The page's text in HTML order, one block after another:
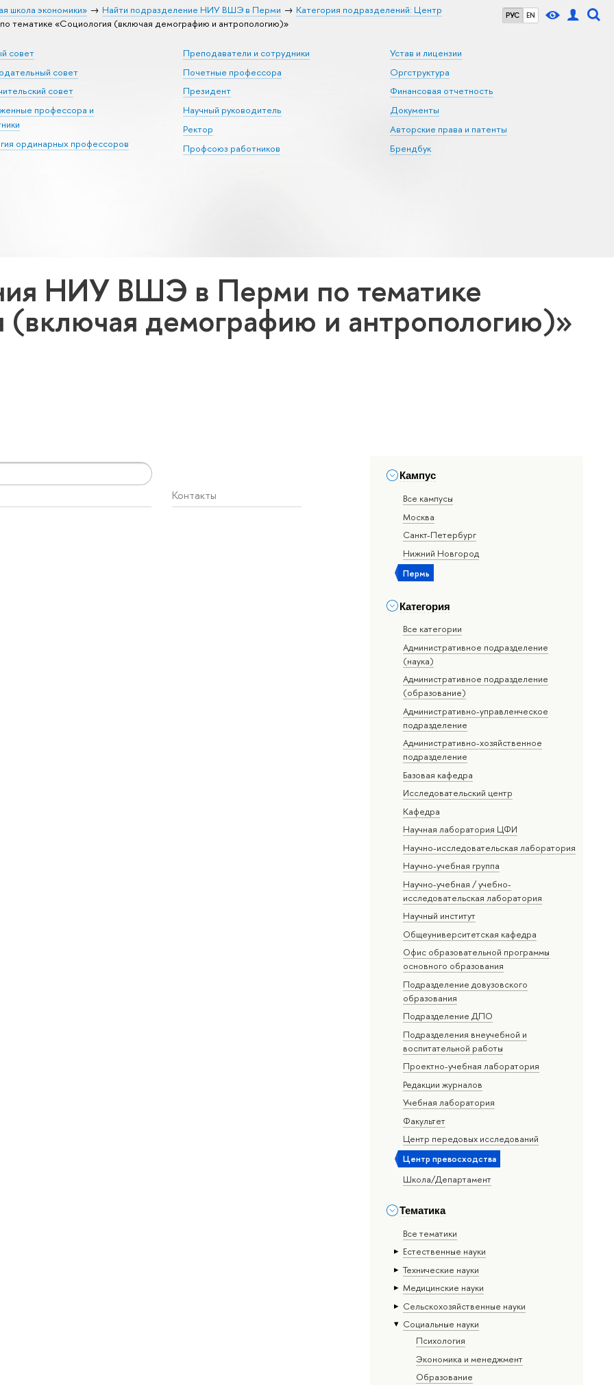
РУС EN
школа экономики» Найти подразделение НИУ ВШЭ в Перми
Категория подразделений: Центр
«Социология (включая демографию и антропологию)»
совет
совет
совет
профессора и
ординарных профессоров
Преподаватели и сотрудники
Почетные профессора
Президент
Научный руководитель
Ректор
Профсоюз работников
Устав и лицензии
Оргструктура
Финансовая отчетность
Документы
Авторские права и патенты
Брендбук
НИУ ВШЭ в Перми по тематике
(включая демографию и антропологию)»
Кампус
Все кампусы
Москва
Санкт-Петербург
Нижний Новгород
Пермь
Категория
Все категории
Административное подразделение
(наука)
Административное подразделение
(образование)
Административно-управленческое
подразделение
Административно-хозяйственное
подразделение
Базовая кафедра
Исследовательский центр
Кафедра
Научная лаборатория ЦФИ
Научно-исследовательская лаборатория
Научно-учебная группа
Научно-учебная / учебно-
исследовательская лаборатория
Научный институт
Общеуниверситетская кафедра
Офис образовательной программы
основного образования
Подразделение довузовского
образования
Подразделение ДПО
Подразделения внеучебной и
воспитательной работы
Проектно-учебная лаборатория
Редакции журналов
Учебная лаборатория
Факультет
Центр передовых исследований
Центр превосходства
Школа/Департамент
Тематика
Все тематики
Естественные науки
Тех­ничес­кие науки
Медицинские науки
Сельскохозяйственные науки
Социальные науки
Психология
Экономика и менеджмент
Образование
Контакты